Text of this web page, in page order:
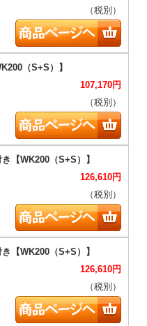
（税別）
107,170円
（税別）
126,610円
（税別）
126,610円
（税別）